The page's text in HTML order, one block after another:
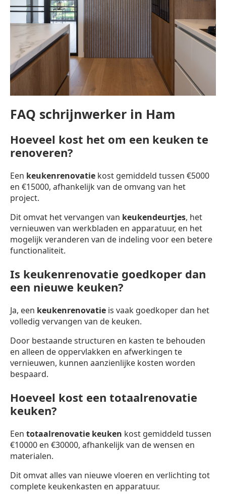
FAQ schrijnwerker in Ham
Hoeveel kost het om een keuken te
renoveren?
Een keukenrenovatie kost gemiddeld tussen €5000
en €15000, afhankelijk van de omvang van het
project.
Dit omvat het vervangen van keukendeurtjes, het
vernieuwen van werkbladen en apparatuur, en het
mogelijk veranderen van de indeling voor een betere
functionaliteit.
Is keukenrenovatie goedkoper dan
een nieuwe keuken?
Ja, een keukenrenovatie is vaak goedkoper dan het
volledig vervangen van de keuken.
Door bestaande structuren en kasten te behouden
en alleen de oppervlakken en afwerkingen te
vernieuwen, kunnen aanzienlijke kosten worden
bespaard.
Hoeveel kost een totaalrenovatie
keuken?
Een totaalrenovatie keuken kost gemiddeld tussen
€10000 en €30000, afhankelijk van de wensen en
materialen.
Dit omvat alles van nieuwe vloeren en verlichting tot
complete keukenkasten en apparatuur.